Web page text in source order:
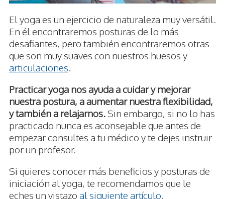
El yoga es un ejercicio de naturaleza muy versátil.
En él encontraremos posturas de lo más
desafiantes, pero también encontraremos otras
que son muy suaves con nuestros huesos y
articulaciones.
Practicar yoga nos ayuda a cuidar y mejorar
nuestra postura, a aumentar nuestra flexibilidad,
y también a relajarnos.Sin embargo, si no lo has
practicado nunca es aconsejable que antes de
empezar consultes a tu médico y te dejes instruir
por un profesor.
Si quieres conocer más beneficios y posturas de
iniciación al yoga, te recomendamos que le
eches un vistazo al siguiente artículo.